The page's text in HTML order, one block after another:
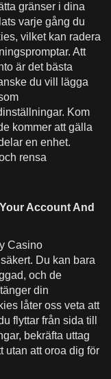
gränser i dina
varje gång du
vilket kan radera
Att
är det bästa
du vill lägga
Kom
kommer att gälla
en enhet.
rensa
Account And
Casino
Du kan bara
och de
din
låter oss veta att
flyttar från sida till
bekräfta uttag
utan att oroa dig för